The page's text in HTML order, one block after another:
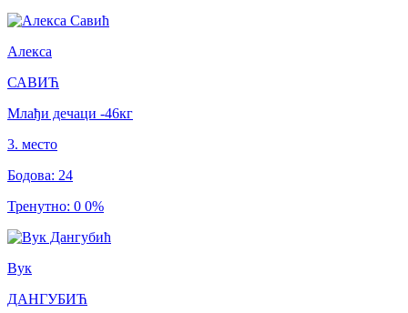
Алекса
САВИЋ
Млађи дечаци -46кг
3. место
Бодова: 24
Тренутно: 0 0%
Вук
ДАНГУБИЋ